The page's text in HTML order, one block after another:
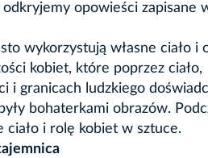
opowieści zapisane
wykorzystują własne ciało i
kobiet, które poprzez ciało,
i granicach ludzkiego
bohaterkami obrazów.
ciało i rolę kobiet w sztuce.